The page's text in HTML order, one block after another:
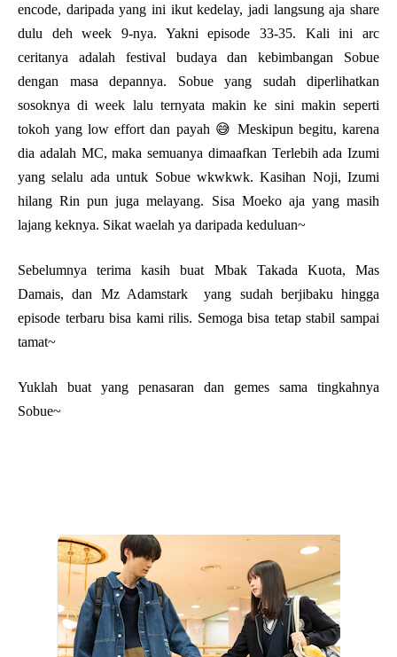
encode, daripada yang ini ikut kedelay, jadi langsung aja share
dulu deh week 9-nya. Yakni episode 33-35. Kali ini arc
ceritanya adalah festival budaya dan kebimbangan Sobue
dengan masa depannya. Sobue yang sudah diperlihatkan
sosoknya di week lalu ternyata makin ke sini makin seperti
tokoh yang low effort dan payah 😅 Meskipun begitu, karena
dia adalah MC, maka semuanya dimaafkan Terlebih ada Izumi
yang selalu ada untuk Sobue wkwkwk. Kasihan Noji, Izumi
hilang Rin pun juga melayang. Sisa Moeko aja yang masih
lajang keknya. Sikat waelah ya daripada keduluan~
Sebelumnya terima kasih buat Mbak Takada Kuota, Mas
Damais, dan Mz Adamstark yang sudah berjibaku hingga
episode terbaru bisa kami rilis. Semoga bisa tetap stabil sampai
tamat~
Yuklah buat yang penasaran dan gemes sama tingkahnya
Sobue~